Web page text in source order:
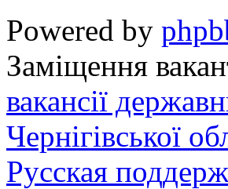
Powered by
Заміщення
вакансії
Чернігівської
Русская